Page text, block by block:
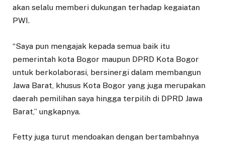
akan selalu memberi dukungan terhadap kegaiatan
PWI.
“Saya pun mengajak kepada semua baik itu
pemerintah kota Bogor maupun DPRD Kota Bogor
untuk berkolaborasi, bersinergi dalam membangun
Jawa Barat, khusus Kota Bogor yang juga merupakan
daerah pemilihan saya hingga terpilih di DPRD Jawa
Barat,” ungkapnya.
Fetty juga turut mendoakan dengan bertambahnya